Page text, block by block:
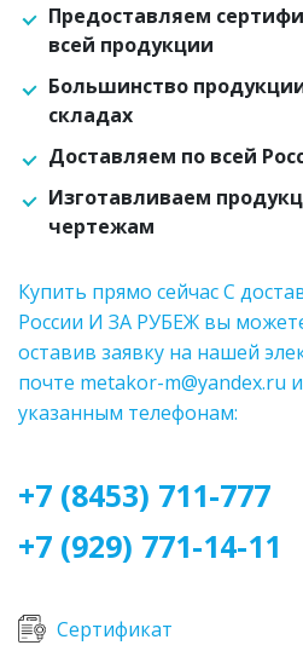
Предоставляем
всей продукции
Большинство
складах
Доставляем по всей
Изготавливаем
чертежам
Купить прямо сейчас С
России И ЗА РУБЕЖ вы
оставив заявку на нашей
почте metakor-m@yandex.ru
указанным телефонам:
+7 (8453) 711-777
+7 (929) 771-14-11
Сертификат